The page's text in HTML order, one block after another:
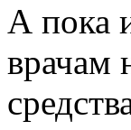
А пока
врачам